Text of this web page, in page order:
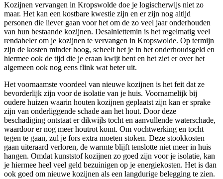
Kozijnen vervangen in Kropswolde doe je logischerwijs niet zo
maar. Het kan een kostbare kwestie zijn en er zijn nog altijd
personen die liever gaan voor het om de zo veel jaar onderhouden
van hun bestaande kozijnen. Desalniettemin is het regelmatig veel
rendabeler om je kozijnen te vervangen in Kropswolde. Op termijn
zijn de kosten minder hoog, scheelt het je in het onderhoudsgeld en
hiermee ook de tijd die je eraan kwijt bent en het ziet er over het
algemeen ook nog eens flink wat beter uit.
Het voornaamste voordeel van nieuwe kozijnen is het feit dat ze
bevorderlijk zijn voor de isolatie van je huis. Voornamelijk bij
oudere huizen waarin houten kozijnen geplaatst zijn kan er sprake
zijn van onderliggende schade aan het hout. Door deze
beschadiging ontstaat er dikwijls tocht en aanvullende waterschade,
waardoor er nog meer houtrot komt. Om vochtwerking en tocht
tegen te gaan, zul je fors extra moeten stoken. Deze stookkosten
gaan uiteraard verloren, de warmte blijft tenslotte niet meer in huis
hangen. Omdat kunststof kozijnen zo goed zijn voor je isolatie, kan
je hiermee heel veel geld bezuinigen op je energiekosten. Het is dan
ook goed om nieuwe kozijnen als een langdurige belegging te zien.